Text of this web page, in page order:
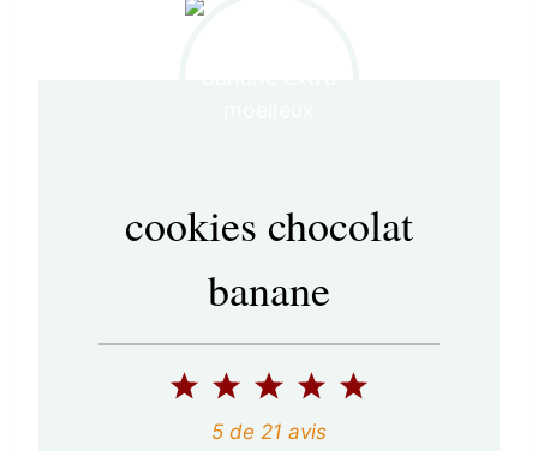
cookies chocolat
banane
5
4
é
3
é
2
é
1
é5de 21 avis